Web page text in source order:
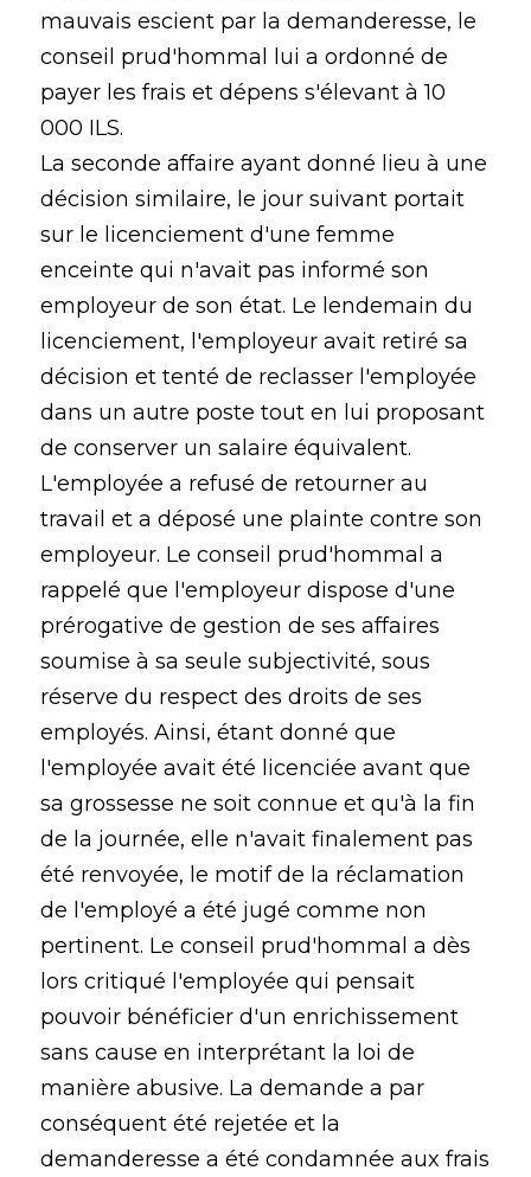
mauvais escient par la demanderesse, le
conseil prud'hommal lui a ordonné de
payer les frais et dépens s'élevant à 10
000 ILS.
La seconde affaire ayant donné lieu à une
décision similaire, le jour suivant portait
sur le licenciement d'une femme
enceinte qui n'avait pas informé son
employeur de son état. Le lendemain du
licenciement, l'employeur avait retiré sa
décision et tenté de reclasser l'employée
dans un autre poste tout en lui proposant
de conserver un salaire équivalent.
L'employée a refusé de retourner au
travail et a déposé une plainte contre son
employeur. Le conseil prud'hommal a
rappelé que l'employeur dispose d'une
prérogative de gestion de ses affaires
soumise à sa seule subjectivité, sous
réserve du respect des droits de ses
employés. Ainsi, étant donné que
l'employée avait été licenciée avant que
sa grossesse ne soit connue et qu'à la fin
de la journée, elle n'avait finalement pas
été renvoyée, le motif de la réclamation
de l'employé a été jugé comme non
pertinent. Le conseil prud'hommal a dès
lors critiqué l'employée qui pensait
pouvoir bénéficier d'un enrichissement
sans cause en interprétant la loi de
manière abusive. La demande a par
conséquent été rejetée et la
demanderesse a été condamnée aux frais